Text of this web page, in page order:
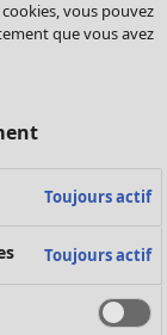
vous pouvez
que vous avez
Toujours actif
Toujours actif